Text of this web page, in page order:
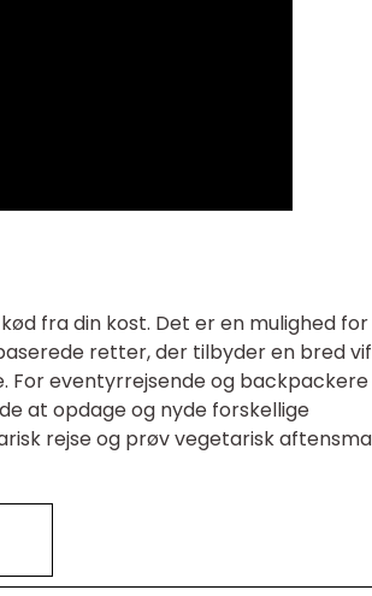
fra din kost. Det er en mulighed
retter, der tilbyder en bred
eventyrrejsende og backpackere
at opdage og nyde forskellige
rejse og prøv vegetarisk